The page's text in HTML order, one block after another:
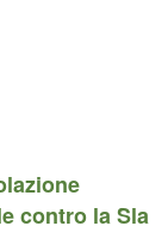
contro la Sla